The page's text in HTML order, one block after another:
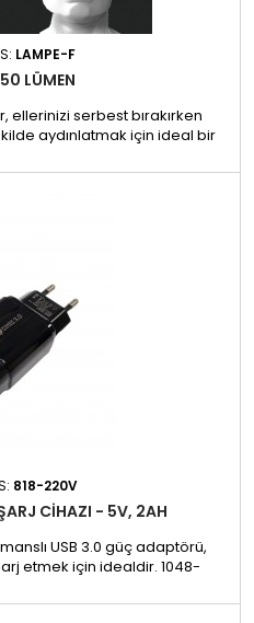
LAMPE-F
LÜMEN
serbest bırakırken
aydınlatmak için ideal bir
sahiptir ve merkezi LED ışığı
818-220V
CIHAZI - 5V, 2AH
USB 3.0 güç adaptörü,
etmek için idealdir. 1048-
818 ön cam ısıtıcı 1048